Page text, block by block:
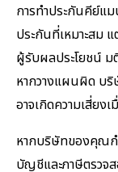
การทำประกันคีย์แ
ประกันที่เหมาะสม
ผู้รับผลประโยชน์
หากวางแผนผิด บริ
อาจเกิดความเสี่ยง
หากบริษัทของคุณก
บัญชีและภาษีตรวจ